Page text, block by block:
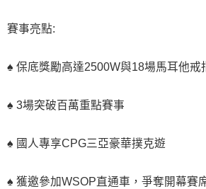
賽事亮點:
♠ 保底獎勵高達2500W與18場馬耳他戒
♠ 3場突破百萬重點賽事
♠ 國人專享CPG三亞豪華撲克遊
♠ 獲邀參加WSOP直通車，爭奪開幕賽